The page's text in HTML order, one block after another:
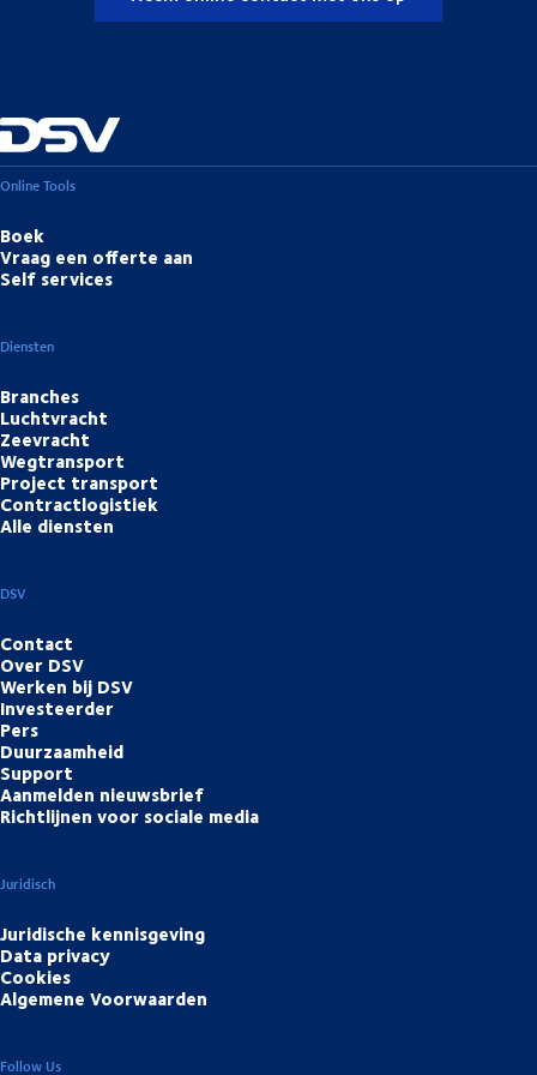
Online Tools
Boek
Vraag een offerte aan
Self services
Diensten
Branches
Luchtvracht
Zeevracht
Wegtransport
Project transport
Contractlogistiek
Alle diensten
DSV
Contact
Over DSV
Werken bij DSV
Investeerder
Pers
Duurzaamheid
Support
Aanmelden nieuwsbrief
Richtlijnen voor sociale media
Juridisch
Juridische kennisgeving
Data privacy
Cookies
Algemene Voorwaarden
Follow Us